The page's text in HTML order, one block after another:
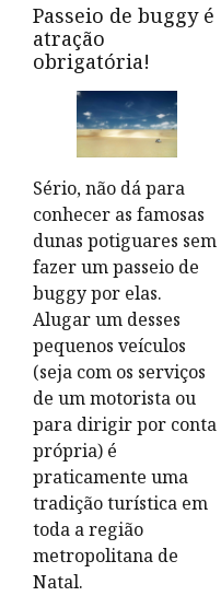
Passeio de buggy é
atração
obrigatória!
Sério, não dá para
conhecer as famosas
dunas potiguares sem
fazer um passeio de
buggy por elas.
Alugar um desses
pequenos veículos
(seja com os serviços
de um motorista ou
para dirigir por conta
própria) é
praticamente uma
tradição turística em
toda a região
metropolitana de
Natal.